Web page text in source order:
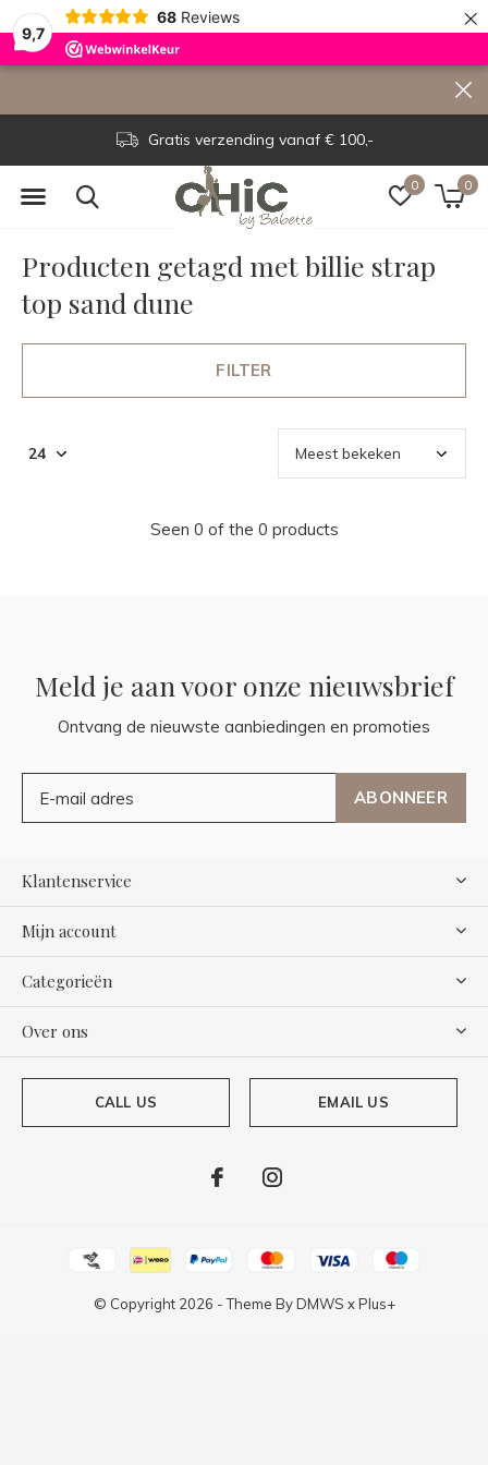
9,7
68 Reviews ×
0 0
Gratis verzending vanaf € 100,-
Producten getagd met billie strap
top sand dune
FILTER
Seen 0 of the 0 products
Meld je aan voor onze nieuwsbrief
Ontvang de nieuwste aanbiedingen en promoties
ABONNEER
Klantenservice
Mijn account
Categorieën
Over ons
CALL US EMAIL US
© Copyright 2026 - Theme ByDMWS xPlus+